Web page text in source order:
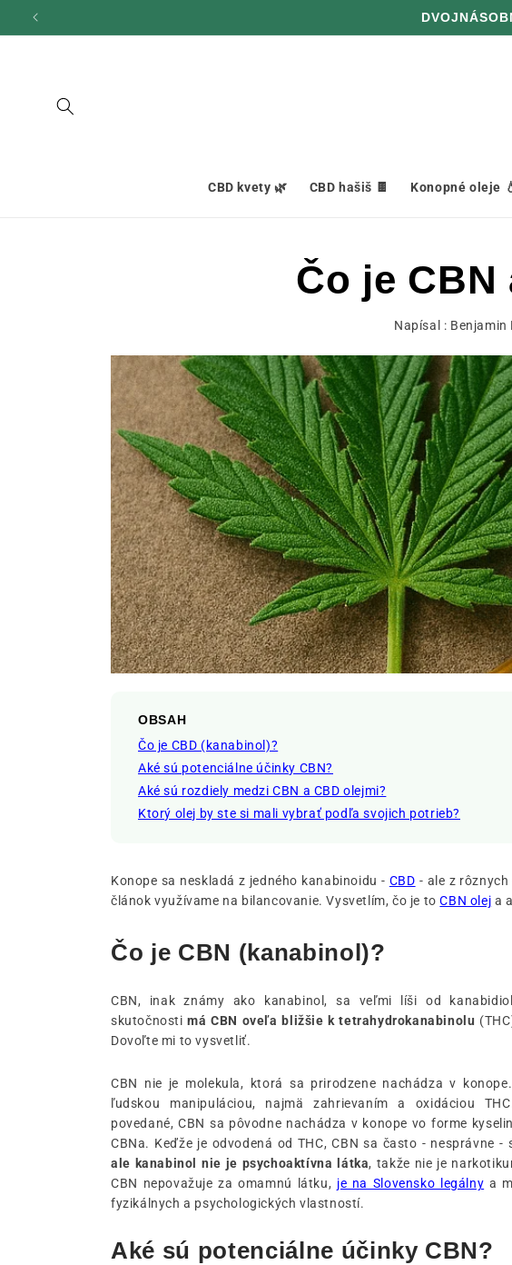
a prejsť
na obsah
CBD kvety 🌿 CBD hašiš 🍫 Konopné oleje
Čo je
Napísal : Benjamin
OBSAH
Čo je CBD (kanabinol)?
Aké sú potenciálne účinky CBN?
Aké sú rozdiely medzi CBN a CBD olejmi?
Ktorý olej by ste si mali vybrať podľa svojich potrieb?
Konope sa neskladá z jedného kanabinoidu - CBD - ale z
článok využívame na bilancovanie. Vysvetlím, čo je toCBN olej a
Čo je CBN (kanabinol)?
CBN, inak známy ako kanabinol, sa veľmi líši od
skutočnostimá CBN oveľa bližšie k tetrahydrokanabinolu
Dovoľte mi to vysvetliť.
CBN nie je molekula, ktorá sa prirodzene nachádza v
ľudskou manipuláciou, najmä zahrievaním a oxidáciou
povedané, CBN sa pôvodne nachádza v konope vo forme
CBNa. Keďže je odvodená od THC, CBN sa často - nesprávne -
ale kanabinol nie je psychoaktívna látka, takže nie je
CBN nepovažuje za omamnú látku, je na Slovensko legálny a
fyzikálnych a psychologických vlastností.
Aké sú potenciálne účinky CBN?